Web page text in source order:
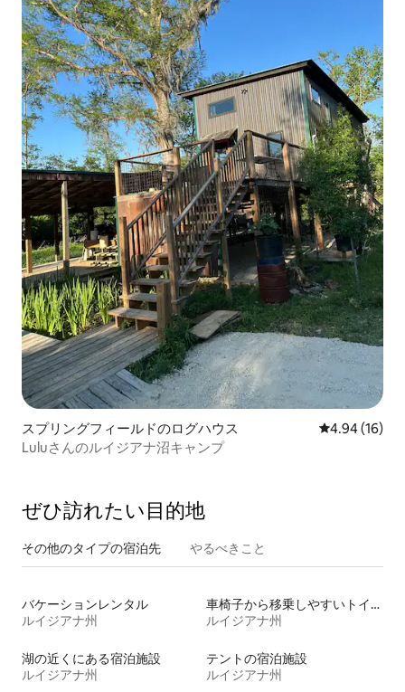
スプリングフィールドのログハウス レビュー16
4.94 (16)
Luluさんのルイジアナ沼キャンプ
ぜひ訪⁠れ⁠た⁠い目⁠的⁠地
その他のタ⁠イ⁠プ⁠の宿⁠泊⁠先 やるべきこと
バケーションレンタル
ルイジアナ州
車椅子から移乗しやすいトイレ付きの宿泊施設
ルイジアナ州
湖の近くにある宿泊施設
ルイジアナ州
テントの宿泊施設
ルイジアナ州